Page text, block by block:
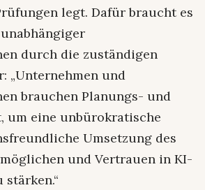
legt. Dafür braucht es
durch die zuständigen
„Unternehmen und
brauchen Planungs- und
um eine unbürokratische
Umsetzung des
und Vertrauen in KI-
stärken.“